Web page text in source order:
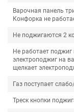
Варочная панель
Конфорка не
Не поджигаются 2
Не работает
электроподжиг на
щелкает
Газ поступает
Треск кнопки